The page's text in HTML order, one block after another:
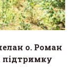
о. Роман
підтримку